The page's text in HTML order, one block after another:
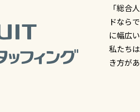
「総合
ドなら
に幅広
私たち
き方が